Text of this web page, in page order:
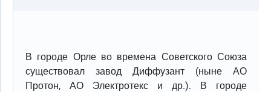
В городе Орле во времена Советского Союза
существовал завод Диффузант (ныне АО
Протон, АО Электротекс и др.). В городе